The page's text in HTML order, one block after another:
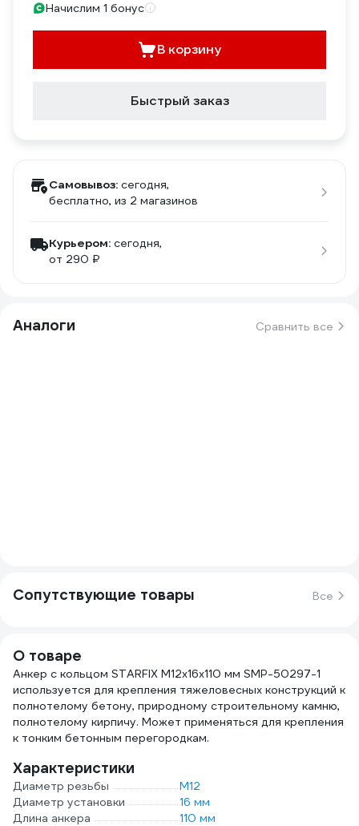
Начислим 1 бонус
В корзину
Быстрый заказ
Самовывоз: сегодня,
бесплатно, из 2 магазинов
Курьером: сегодня,
от 290 ₽
Аналоги Сравнить все
Сопутствующие товары Все
О товаре
Анкер с кольцом STARFIX М12x16x110 мм SMP-50297-1
используется для крепления тяжеловесных конструкций к
полнотелому бетону, природному строительному камню,
полнотелому кирпичу. Может применяться для крепления
к тонким бетонным перегородкам.
Характеристики
Диаметр резьбы
М12
Диаметр установки
16 мм
Длина анкера
110 мм